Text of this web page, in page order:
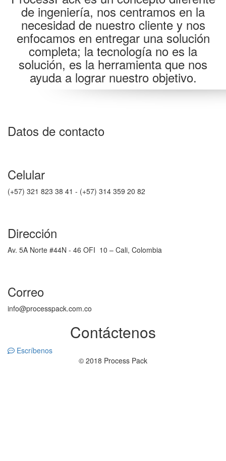
de ingeniería, nos centramos en la
necesidad de nuestro cliente y nos
enfocamos en entregar una solución
completa; la tecnología no es la
solución, es la herramienta que nos
ayuda a lograr nuestro objetivo.
Datos de contacto
Celular
(+57) 321 823 38 41 - (+57) 314 359 20 82
Dirección
Av. 5A Norte #44N - 46 OFI 10 – Cali, Colombia
Correo
info@processpack.com.co
Contáctenos
Escríbenos
© 2018 Process Pack